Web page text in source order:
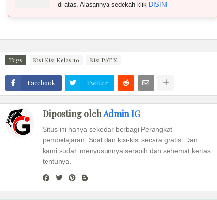
di atas. Alasannya sedekah klik DISINI
Tags Kisi Kisi Kelas 10 Kisi PAT X
Facebook Twitter
Diposting olehAdmin IG
Situs ini hanya sekedar berbagi Perangkat
pembelajaran, Soal dan kisi-kisi secara gratis. Dan
kami sudah menyusunnya serapih dan sehemat kertas
tentunya.